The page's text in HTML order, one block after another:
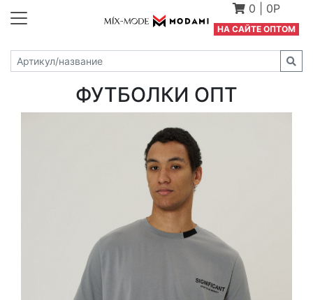
0 0Р
НА САЙТЕ ОПТОМ
ФУТБОЛКИ ОПТ